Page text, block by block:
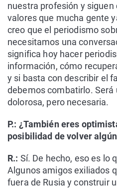
nuestra profesión y
valores que mucha gente
creo que el periodismo
necesitamos una
significa hoy hacer
información, cómo
y si basta con describir el
debemos combatirlo. Será
dolorosa, pero necesaria.
P.: ¿También eres
posibilidad de volver
R.: Sí. De hecho, eso es lo
Algunos amigos exiliados
fuera de Rusia y construir